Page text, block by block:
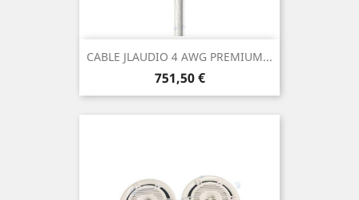
CABLE JLAUDIO 4 AWG PREMIUM...
Prix
751,50 €